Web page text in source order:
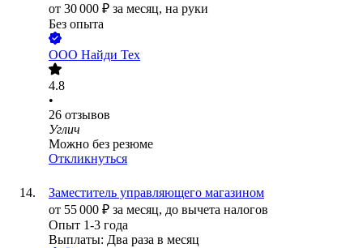
от 30 000 ₽ за месяц, на руки
Без опыта
ООО Найди Тех
4.8
•
26 отзывов
Углич
Можно без резюме
Откликнуться
Заместитель управляющего магазином
от 55 000 ₽ за месяц, до вычета налогов
Опыт 1-3 года
Выплаты: Два раза в месяц